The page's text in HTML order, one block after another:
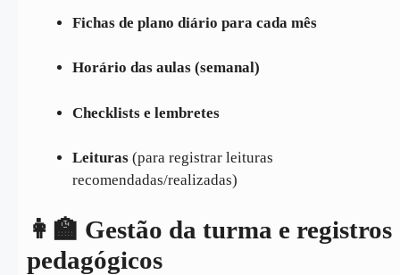
Fichas de plano diário para cada mês
Horário das aulas (semanal)
Checklists e lembretes
Leituras (para registrar leituras
recomendadas/realizadas)
👩‍🏫 Gestão da turma e registros
pedagógicos